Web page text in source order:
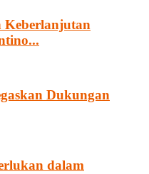
Keberlanjutan
Dukungan
dalam